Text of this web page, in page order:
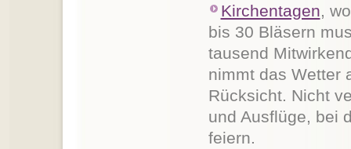
Kirchentagen,
bis 30 Bläsern
tausend
nimmt das Wetter
Rücksicht. Nicht
und Ausflüge, bei
feiern.